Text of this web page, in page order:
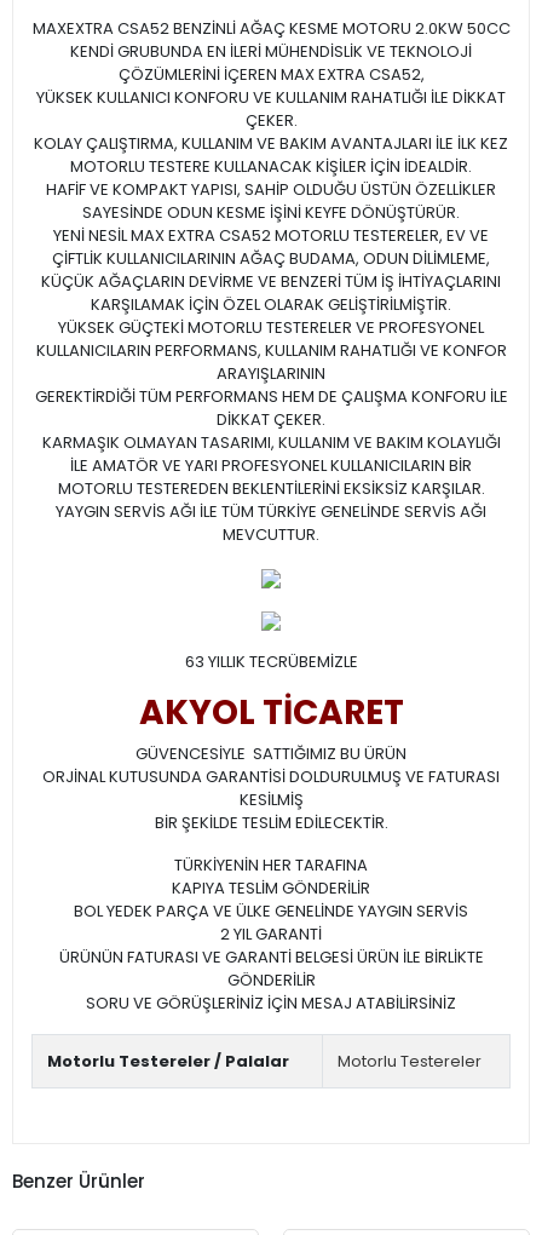
MAXEXTRA CSA52 BENZİNLİ AĞAÇ KESME MOTORU 2.0KW 50CC
KENDİ GRUBUNDA EN İLERİ MÜHENDİSLİK VE TEKNOLOJİ
ÇÖZÜMLERİNİ İÇEREN MAX EXTRA CSA52,
YÜKSEK KULLANICI KONFORU VE KULLANIM RAHATLIĞI İLE DİKKAT
ÇEKER.
KOLAY ÇALIŞTIRMA, KULLANIM VE BAKIM AVANTAJLARI İLE İLK KEZ
MOTORLU TESTERE KULLANACAK KİŞİLER İÇİN İDEALDİR.
HAFİF VE KOMPAKT YAPISI, SAHİP OLDUĞU ÜSTÜN ÖZELLİKLER
SAYESİNDE ODUN KESME İŞİNİ KEYFE DÖNÜŞTÜRÜR.
YENİ NESİL MAX EXTRA CSA52 MOTORLU TESTERELER, EV VE
ÇİFTLİK KULLANICILARININ AĞAÇ BUDAMA, ODUN DİLİMLEME,
KÜÇÜK AĞAÇLARIN DEVİRME VE BENZERİ TÜM İŞ İHTİYAÇLARINI
KARŞILAMAK İÇİN ÖZEL OLARAK GELİŞTİRİLMİŞTİR.
YÜKSEK GÜÇTEKİ MOTORLU TESTERELER VE PROFESYONEL
KULLANICILARIN PERFORMANS, KULLANIM RAHATLIĞI VE KONFOR
ARAYIŞLARININ
GEREKTİRDİĞİ TÜM PERFORMANS HEM DE ÇALIŞMA KONFORU İLE
DİKKAT ÇEKER.
KARMAŞIK OLMAYAN TASARIMI, KULLANIM VE BAKIM KOLAYLIĞI
İLE AMATÖR VE YARI PROFESYONEL KULLANICILARIN BİR
MOTORLU TESTEREDEN BEKLENTİLERİNİ EKSİKSİZ KARŞILAR.
YAYGIN SERVİS AĞI İLE TÜM TÜRKİYE GENELİNDE SERVİS AĞI
MEVCUTTUR.
63 YILLIK TECRÜBEMİZLE
AKYOL TİCARET
GÜVENCESİYLE SATTIĞIMIZ BU ÜRÜN
ORJİNAL KUTUSUNDA GARANTİSİ DOLDURULMUŞ VE FATURASI
KESİLMİŞ
BİR ŞEKİLDE TESLİM EDİLECEKTİR.
TÜRKİYENİN HER TARAFINA
KAPIYA TESLİM GÖNDERİLİR
BOL YEDEK PARÇA VE ÜLKE GENELİNDE YAYGIN SERVİS
2 YIL GARANTİ
ÜRÜNÜN FATURASI VE GARANTİ BELGESİ ÜRÜN İLE BİRLİKTE
GÖNDERİLİR
SORU VE GÖRÜŞLERİNİZ İÇİN MESAJ ATABİLİRSİNİZ
Motorlu Testereler / Palalar Motorlu Testereler
Benzer Ürünler